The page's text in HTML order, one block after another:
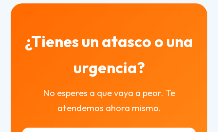
¿Tienes un atasco o una
urgencia?
No esperes a que vaya a peor. Te
atendemos ahora mismo.